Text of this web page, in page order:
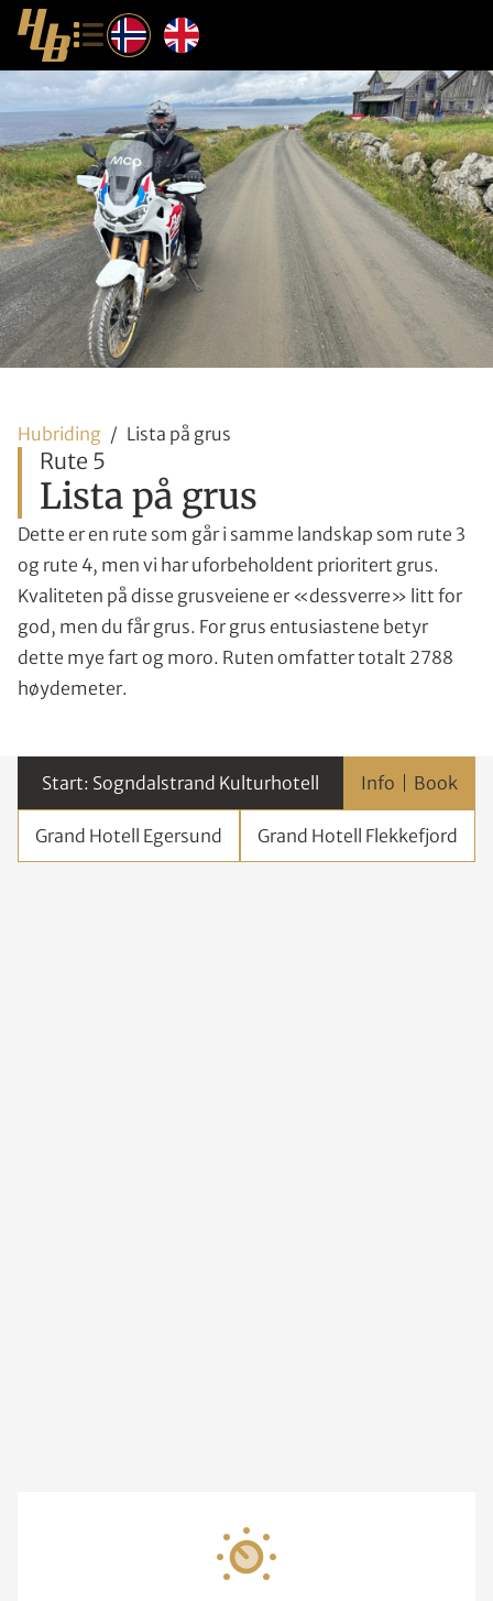
Hubriding Lista på grus
Rute 5
Lista på grus
Dette er en rute som går i samme landskap som rute 3
og rute 4, men vi har uforbeholdent prioritert grus.
Kvaliteten på disse grusveiene er «dessverre» litt for
god, men du får grus. For grus entusiastene betyr
dette mye fart og moro. Ruten omfatter totalt 2788
høydemeter.
Sogndalstrand Kulturhotell Info
Grand Hotell Egersund Grand Hotell Flekkefjord